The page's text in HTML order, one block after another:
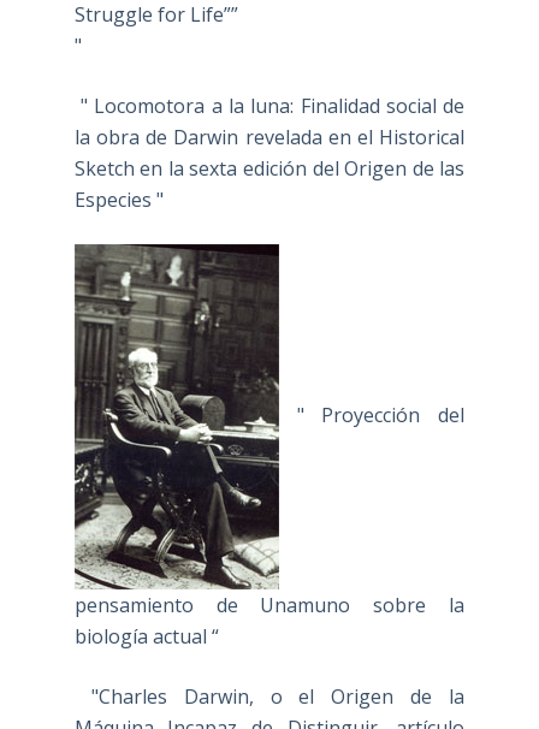
Struggle for Life””
"
" Locomotora a la luna: Finalidad social de
la obra de Darwin revelada en el Historical
Sketch en la sexta edición del Origen de las
Especies "
" Proyección del
pensamiento de Unamuno sobre la
biología actual “
"Charles Darwin, o el Origen de la